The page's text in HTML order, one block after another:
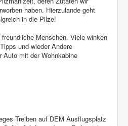
haben. Hierzulande geht
in die Pilze!
Menschen. Viele winken
und wieder Andere
mit der Wohnkabine
Treiben auf DEM Ausflugsplatz